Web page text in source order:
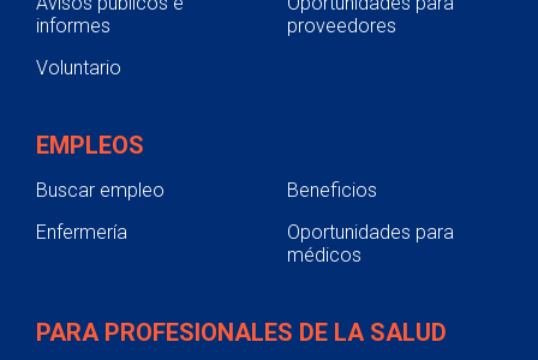
informes
proveedores
Voluntario
EMPLEOS
Buscar empleo
Beneficios
Enfermería
Oportunidades para
médicos
PARA PROFESIONALES DE LA SALUD